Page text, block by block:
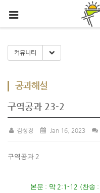
커뮤니티 Toggle Dropdown
공과해설
구역공과 23-2
김성경 Jan 16, 2023
구역공과 2
본문 : 막 2:1-12 (찬송 :